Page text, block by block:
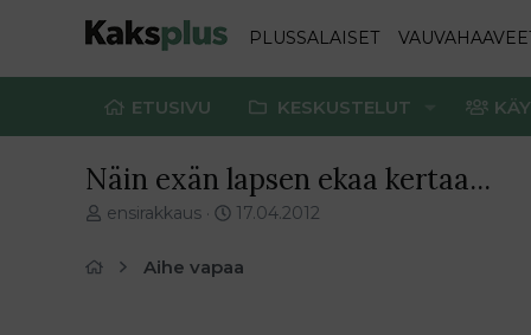
PLUSSALAISET
ETUSIVU KESKUSTELUT
Näin exän lapsen ekaa kertaa...
V
ensirakkaus
E
i
17.04.2012
Aihe vapaa